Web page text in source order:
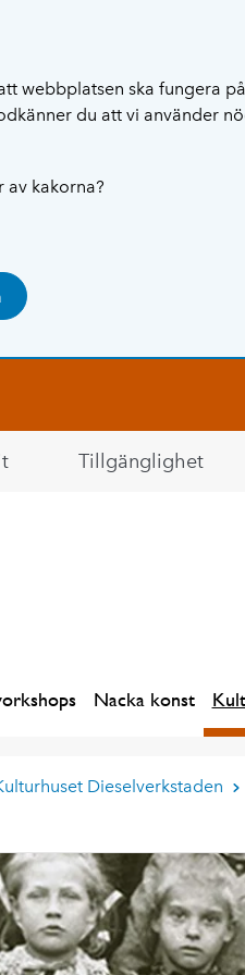
webbplatsen ska fungera
du att vi använder
av kakorna?
Tillgänglighet
Nacka konst
Dieselverkstaden